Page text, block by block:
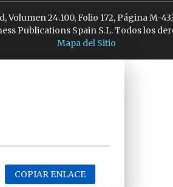
24.100, Folio 172, Página M-
Publications Spain S.L. Todos los
Mapa del Sitio
COPIAR ENLACE